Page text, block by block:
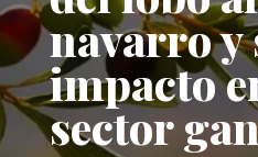
navarro y
impacto
sector